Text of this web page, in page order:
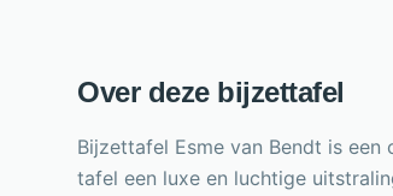
Over deze bijzettafel
Bijzettafel Esme van Bendt is
tafel een luxe en luchtige